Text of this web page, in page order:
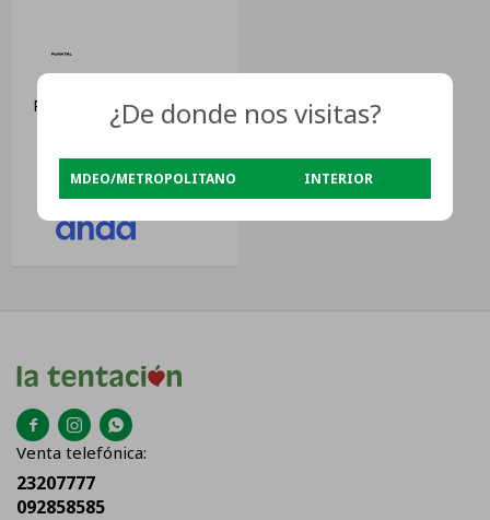
Planchita De Pelo Punktal
Pk-325bw Negra 220v
USD35
  
Venta telefónica:
23207777
092858585
¿De donde nos visitas?
MDEO/METROPOLITANO INTERIOR